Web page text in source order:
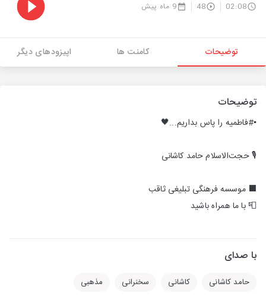
02:08
48 9 ماه پیش
توضیحات کامنت ها اپیزودهای دیگر
توضیحات
▪️#فاطمیه را پاس بداریم...🖤
🎙 حجت‌الاسلام حامد کاشانی
⬛️ موسسه فرهنگی تبلیغی ثاقب
📮 با ما همراه باشید
با صدای
حامد کاشانی کاشانی سخنرانی مذهبی